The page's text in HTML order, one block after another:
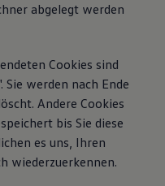
abgelegt werden
Cookies sind
Sie werden nach Ende
Andere Cookies
bis Sie diese
es uns, Ihren
wiederzuerkennen.